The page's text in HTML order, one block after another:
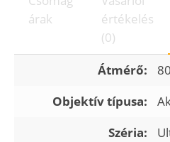
árak
értékelés
(0)
Átmérő:
Objektív típusa:
Széria: